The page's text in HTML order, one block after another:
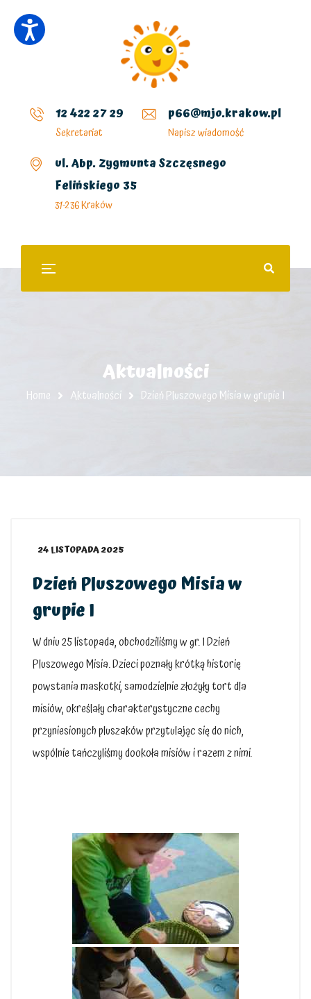
12 422 27 29
Sekretariat
p66@mjo.krakow.pl
Napisz wiadomość
ul. Abp. Zygmunta Szczęsnego
Felińskiego 35
31-236 Kraków
Aktualności
Home Aktualności Dzień Pluszowego Misia w grupie I
24 LISTOPADA 2025
Dzień Pluszowego Misia w
grupie I
W dniu 25 listopada, obchodziliśmy w gr. I Dzień
Pluszowego Misia. Dzieci poznały krótką historię
powstania maskotki, samodzielnie złożyły tort dla
misiów, określały charakterystyczne cechy
przyniesionych pluszaków przytulając się do nich,
wspólnie tańczyliśmy dookoła misiów i razem z nimi.